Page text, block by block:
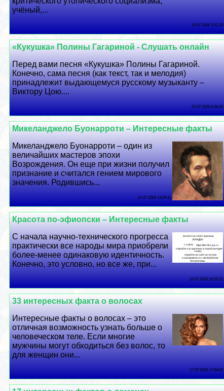
учёный,...
25 07 2026 3:51:29
«Кукушка» Полины Гагариной - Слушать онлайн
Перед вами песня «Кукушка» Полины Гагариной.
Конечно, сама песня (как текст, так и мелодия)
принадлежит выдающемуся русскому музыканту –
Виктору Цою....
23 07 2026 0:36:20
Микеланджело Буонарроти – Интересные факты
Микеланджело Буонарроти – один из
величайших мастеров эпохи
Возрождения. Он еще при жизни получил
признание и считался гением мирового
значения. Родившись...
21 07 2026 14:29:11
Красота по-эфиопски – Интересные факты
С начала научно-технического прогресса
пpaктически все народы мира приобрели
более-менее одинаковую идентичность.
Конечно, это условно, но все же, при...
19 07 2026 16:55:31
33 интересных факта о волосах
Интересные факты о волосах – это
отличная возможность узнать больше о
человеческом теле. Если многие
мужчины могут обходиться без волос, то
для женщин они...
17 07 2026 17:24:45